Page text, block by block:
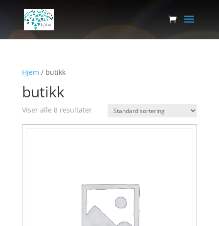
Hjem / butikk
butikk
Viser alle 8 resultater